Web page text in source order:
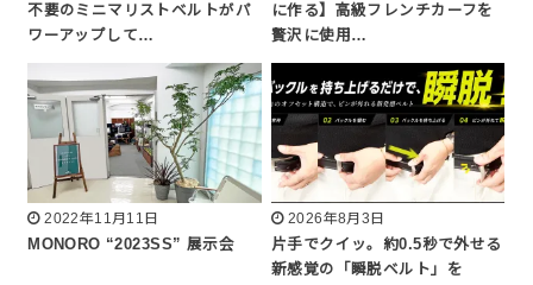
不要のミニマリストベルトがパ
ワーアップして…
に作る】高級フレンチカーフを
贅沢に使用…
2022年11月11日
MONORO “2023SS” 展示会
2026年8月3日
片手でクイッ。約0.5秒で外せる
新感覚の「瞬脱ベルト」を